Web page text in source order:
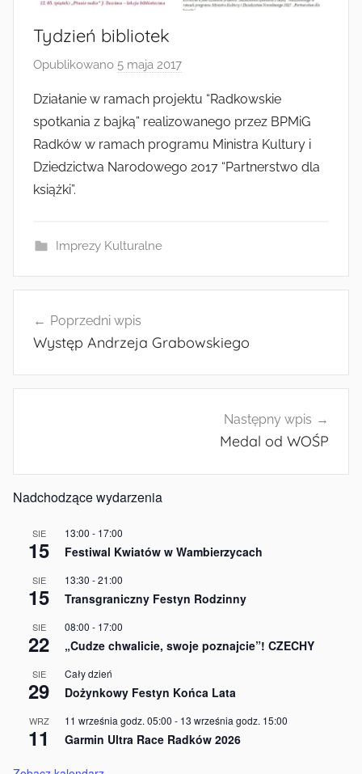
Tydzień bibliotek
Opublikowano 5 maja 2017
z
e
z
a
Działanie w ramach projektu “Radkowskie
spotkania z bajką” realizowanego przez BPMiG
Radków w ramach programu Ministra Kultury i
Dziedzictwa Narodowego 2017 “Partnerstwo dla
książki”.
Imprezy Kulturalne
wpisuPoprzedni wpis
Występ Andrzeja Grabowskiego
Następny wpis
Medal od WOŚP
Nadchodzące wydarzenia
SIE
15
13:00 - 17:00
Festiwal Kwiatów w Wambierzycach
SIE
15
13:30 -21:00
Transgraniczny Festyn Rodzinny
SIE
22
08:00 - 17:00
„Cudze chwalicie, swoje poznajcie”! CZECHY
SIE
29
Cały dzień
Dożynkowy Festyn Końca Lata
WRZ
11
11 września godz. 05:00 - 13 września godz. 15:00
Garmin Ultra Race Radków 2026